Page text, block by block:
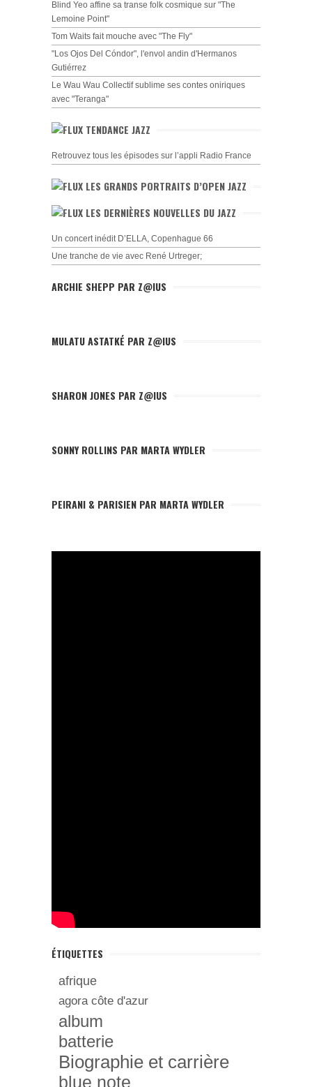
Blind Yeo affine sa transe folk cosmique sur "The
Lemoine Point"
Tom Waits fait mouche avec "The Fly"
"Los Ojos Del Cóndor", l'envol andin d'Hermanos
Gutiérrez
Le Wau Wau Collectif sublime ses contes oniriques
avec "Teranga"
TENDANCE JAZZ
Retrouvez tous les épisodes sur l’appli Radio France
LES GRANDS PORTRAITS D’OPEN JAZZ
LES DERNIÈRES NOUVELLES DU JAZZ
Un concert inédit D’ELLA, Copenhague 66
Une tranche de vie avec René Urtreger;
ARCHIE SHEPP PAR Z@IUS
MULATU ASTATKÉ PAR Z@IUS
SHARON JONES PAR Z@IUS
SONNY ROLLINS PAR MARTA WYDLER
PEIRANI & PARISIEN PAR MARTA WYDLER
ÉTIQUETTES
afrique
agora côte d'azur
album
batterie
Biographie et carrière
blue note